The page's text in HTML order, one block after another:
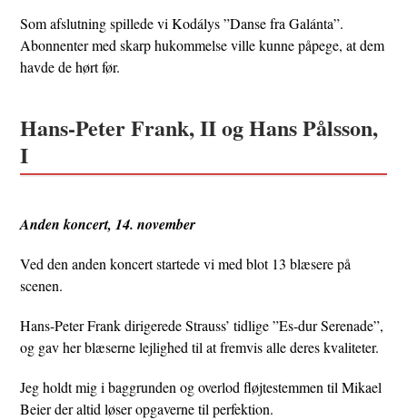
Som afslutning spillede vi Kodálys ”Danse fra Galánta”.
Abonnenter med skarp hukommelse ville kunne påpege, at dem
havde de hørt før.
Hans-Peter Frank, II og Hans Pålsson,
I
Anden koncert, 14. november
Ved den anden koncert startede vi med blot 13 blæsere på
scenen.
Hans-Peter Frank dirigerede Strauss’ tidlige ”Es-dur Serenade”,
og gav her blæserne lejlighed til at fremvis alle deres kvaliteter.
Jeg holdt mig i baggrunden og overlod fløjtestemmen til Mikael
Beier der altid løser opgaverne til perfektion.